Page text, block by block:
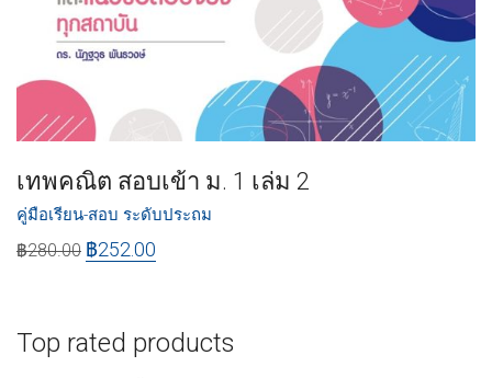
เทพคณิต สอบเข้า ม. 1 เล่ม 2
คู่มือเรียน-สอบ ระดับประถม
฿280.00 ฿252.00
Top rated products